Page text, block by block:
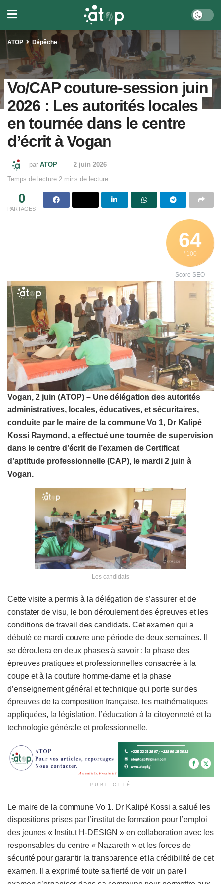
ATOP Dépêche
Vo/CAP couture-session juin
2026 : Les autorités locales
en tournée dans le centre
d’écrit à Vogan
par ATOP
2 juin 2026
Temps de lecture:2 mins de lecture
0
PARTAGES
64
/ 100
Score SEO
Vogan, 2 juin (ATOP) – Une délégation des autorités
administratives, locales, éducatives, et sécuritaires,
conduite par le maire de la commune Vo 1, Dr Kalipé
Kossi Raymond, a effectué une tournée de supervision
dans le centre d’écrit de l’examen de Certificat
d’aptitude professionnelle (CAP), le mardi 2 juin à
Vogan.
Les candidats
Cette visite a permis à la délégation de s’assurer et de
constater de visu, le bon déroulement des épreuves et les
conditions de travail des candidats. Cet examen qui a
débuté ce mardi couvre une période de deux semaines. Il
se déroulera en deux phases à savoir : la phase des
épreuves pratiques et professionnelles consacrée à la
coupe et à la couture homme-dame et la phase
d’enseignement général et technique qui porte sur des
épreuves de la composition française, les mathématiques
appliquées, la législation, l’éducation à la citoyenneté et la
technologie générale et professionnelle.
PUBLICITÉ
Le maire de la commune Vo 1, Dr Kalipé Kossi a salué les
dispositions prises par l’institut de formation pour l’emploi
des jeunes « Institut H-DESIGN » en collaboration avec les
responsables du centre « Nazareth » et les forces de
sécurité pour garantir la transparence et la crédibilité de cet
examen. Il a exprimé toute sa fierté de voir un pareil